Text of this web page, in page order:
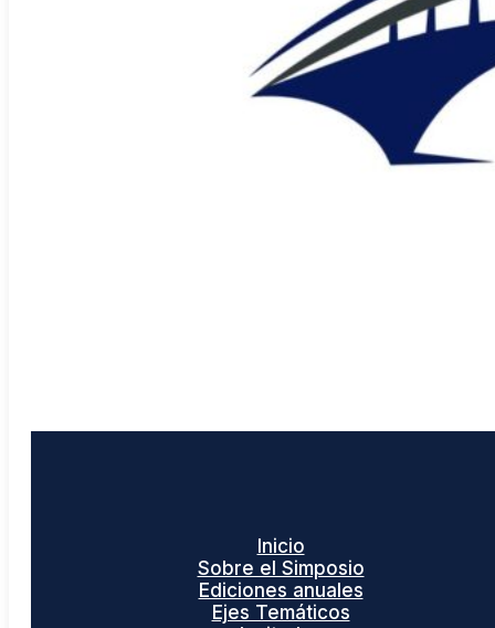
Inicio
Sobre el Simposio
Ediciones anuales
Ejes Temáticos